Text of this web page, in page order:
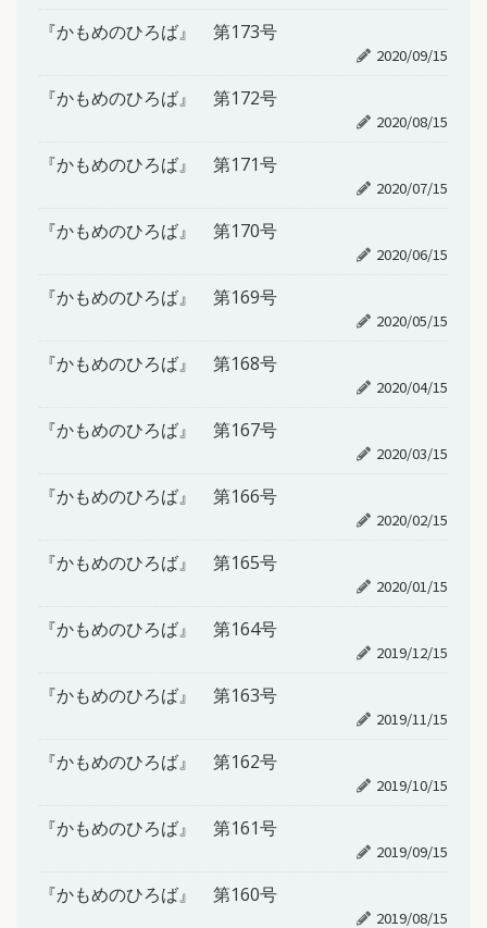
『かもめのひろば』 第173号
2020/09/15
『かもめのひろば』 第172号
2020/08/15
『かもめのひろば』 第171号
2020/07/15
『かもめのひろば』 第170号
2020/06/15
『かもめのひろば』 第169号
2020/05/15
『かもめのひろば』 第168号
2020/04/15
『かもめのひろば』 第167号
2020/03/15
『かもめのひろば』 第166号
2020/02/15
『かもめのひろば』 第165号
2020/01/15
『かもめのひろば』 第164号
2019/12/15
『かもめのひろば』 第163号
2019/11/15
『かもめのひろば』 第162号
2019/10/15
『かもめのひろば』 第161号
2019/09/15
『かもめのひろば』 第160号
2019/08/15